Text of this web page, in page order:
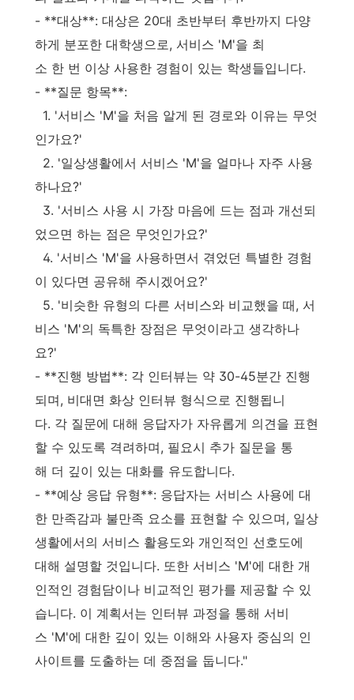
- **대상**: 대상은 20대 초반부터 후반까지 다양
하게 분포한 대학생으로, 서비스 'M'을 최
소 한 번 이상 사용한 경험이 있는 학생들입니다.
- **질문 항목**:
1. '서비스 'M'을 처음 알게 된 경로와 이유는 무엇
인가요?'
2. '일상생활에서 서비스 'M'을 얼마나 자주 사용
하나요?'
3. '서비스 사용 시 가장 마음에 드는 점과 개선되
었으면 하는 점은 무엇인가요?'
4. '서비스 'M'을 사용하면서 겪었던 특별한 경험
이 있다면 공유해 주시겠어요?'
5. '비슷한 유형의 다른 서비스와 비교했을 때, 서
비스 'M'의 독특한 장점은 무엇이라고 생각하나
요?'
- **진행 방법**: 각 인터뷰는 약 30-45분간 진행
되며, 비대면 화상 인터뷰 형식으로 진행됩니
다. 각 질문에 대해 응답자가 자유롭게 의견을 표현
할 수 있도록 격려하며, 필요시 추가 질문을 통
해 더 깊이 있는 대화를 유도합니다.
- **예상 응답 유형**: 응답자는 서비스 사용에 대
한 만족감과 불만족 요소를 표현할 수 있으며, 일상
생활에서의 서비스 활용도와 개인적인 선호도에
대해 설명할 것입니다. 또한 서비스 'M'에 대한 개
인적인 경험담이나 비교적인 평가를 제공할 수 있
습니다. 이 계획서는 인터뷰 과정을 통해 서비
스 'M'에 대한 깊이 있는 이해와 사용자 중심의 인
사이트를 도출하는 데 중점을 둡니다."